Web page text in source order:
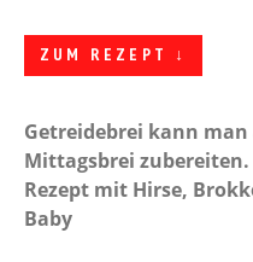
ZUM REZEPT ↓
Getreidebrei kann
Mittagsbrei
Rezept mit Hirse,
Baby